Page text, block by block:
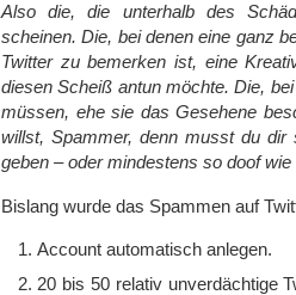
Also die, die unterhalb des
scheinen. Die, bei denen eine ganz
Twitter zu bemerken ist, eine
diesen Scheiß antun möchte. Die,
müssen, ehe sie das Gesehene
willst, Spammer, denn musst du dir
geben – oder mindestens so doof
Bislang wurde das Spammen auf
Account automatisch anlegen.
20 bis 50 relativ unverdächtige